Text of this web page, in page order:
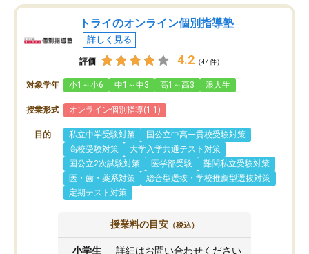
トライのオンライン個別指導塾
詳しく見る
評価 4.2 （44件）
対象学年 小1～小6 中1～中3 高1～高3 浪人生
授業形式 オンライン個別指導(1:1)
目的 私立中学受験対策
国公立中高一貫校受験対策
高校受験対策
大学入学共通テスト対策
国公立2次試験対策
医学部受験
難関私立受験対策
医・歯・薬系対策
総合型選抜・学校推薦型選抜対策
定期テスト対策
授業料の目安 （税込）
小学生 詳細はお問い合わせください